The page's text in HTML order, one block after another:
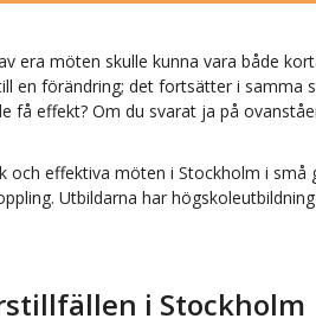
era möten skulle kunna vara både
en förändring; det fortsätter i samma
få effekt? Om du svarat ja på
och effektiva möten i Stockholm i små
Utbildarna har
i Stockholm